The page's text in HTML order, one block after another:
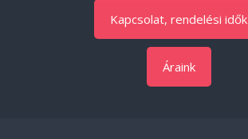
Kapcsolat, rendelési idők
Áraink